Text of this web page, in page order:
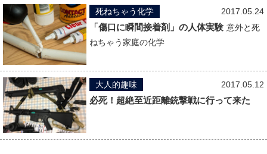
2017.05.24
死ねちゃう化学
「傷口に瞬間接着剤」の人体実験 意外と死
ねちゃう家庭の化学
2017.05.12
大人的趣味
必死！超絶至近距離銃撃戦に行って来た